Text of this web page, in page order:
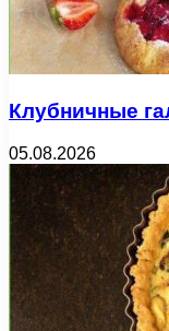
Клубничные
05.08.2026